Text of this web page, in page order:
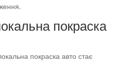
покраска
покраска авто стає